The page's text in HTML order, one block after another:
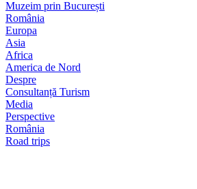
Muzeim prin București
România
Europa
Asia
Africa
America de Nord
Despre
Consultanță Turism
Media
Perspective
România
Road trips